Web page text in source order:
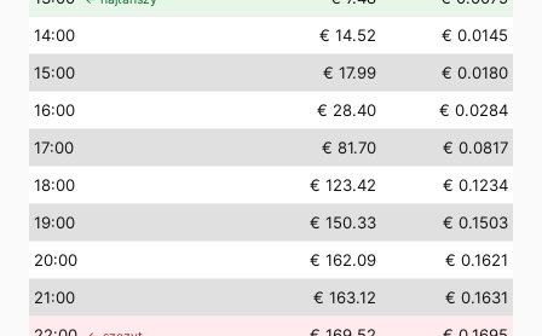
14:00 € 14.52
€ 0.0145
15:00 € 17.99
€ 0.0180
16:00 € 28.40
€ 0.0284
17:00 € 81.70
€ 0.0817
18:00 € 123.42
€ 0.1234
19:00 € 150.33
€ 0.1503
20:00 € 162.09
€ 0.1621
21:00 € 163.12
€ 0.1631